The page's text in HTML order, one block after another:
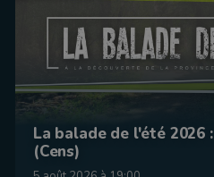
La balade de l'été 2026
(Cens)